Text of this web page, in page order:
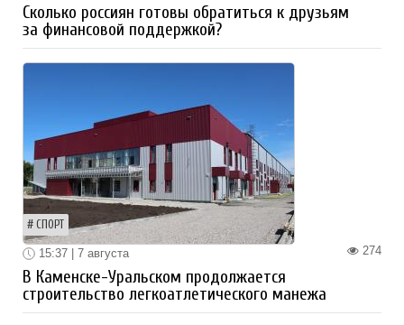
Сколько россиян готовы обратиться к друзьям
за финансовой поддержкой?
СПОРТ
274
15:37 | 7 августа
В Каменске-Уральском продолжается
строительство легкоатлетического манежа